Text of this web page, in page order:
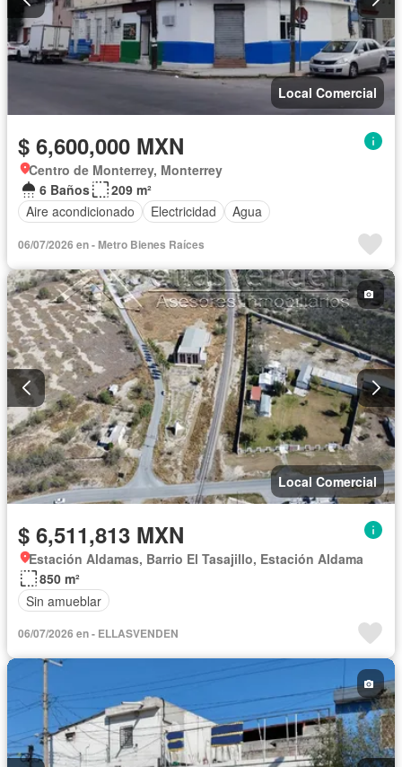
Local Comercial
$ 6,600,000 MXN
Centro de Monterrey, Monterrey
6 Baños
209 m²
Aire acondicionado
Electricidad Agua
06/07/2026 en - Metro Bienes Raíces
Local Comercial
$ 6,511,813 MXN
Estación Aldamas, Barrio El Tasajillo, Estación Aldama
850 m²
Sin amueblar
06/07/2026 en - ELLASVENDEN